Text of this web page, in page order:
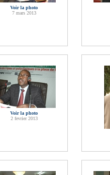
Voir la photo
7 mars 2013
Voir la photo
2 fevrier 2013